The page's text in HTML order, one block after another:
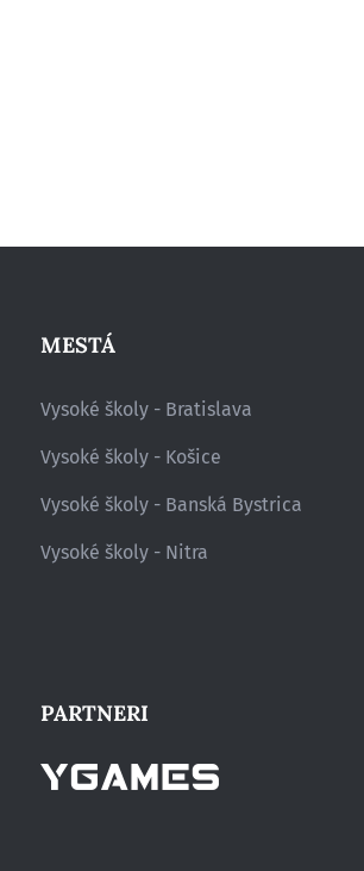
MESTÁ
Vysoké školy - Bratislava
Vysoké školy - Košice
Vysoké školy - Banská Bystrica
Vysoké školy - Nitra
PARTNERI